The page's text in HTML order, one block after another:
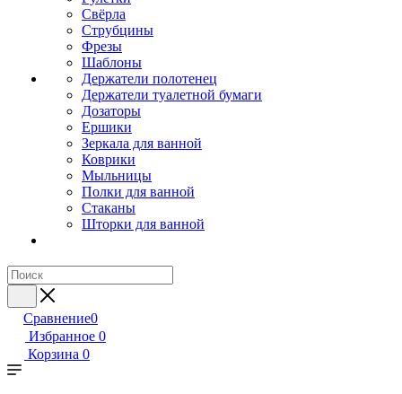
Свёрла
Струбцины
Фрезы
Шаблоны
Держатели полотенец
Держатели туалетной бумаги
Дозаторы
Ершики
Зеркала для ванной
Коврики
Мыльницы
Полки для ванной
Стаканы
Шторки для ванной
Сравнение0
Избранное 0
Корзина 0